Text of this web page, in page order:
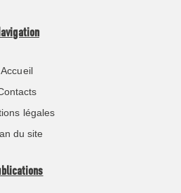
Accueil
légales
du site